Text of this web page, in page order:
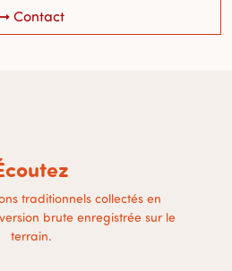
➞ Contact
traditionnels collectés en
brute enregistrée sur le
terrain.